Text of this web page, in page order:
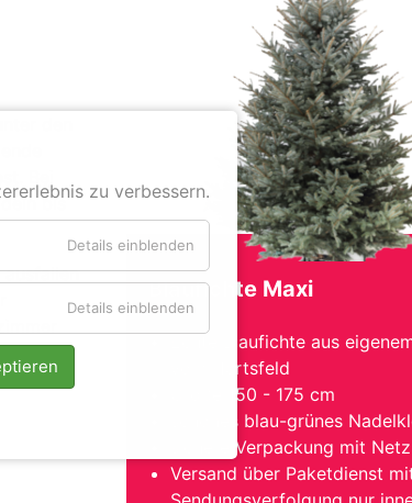
zu verbessern.
Details einblenden
Details einblenden
den
Bei
bis
Blaufichte Maxi
Echte Blaufichte aus
vom Härtsfeld
Größe 150 - 175 cm
schönes blau-grünes
sichere Verpackung mit
Versand über Paketdienst